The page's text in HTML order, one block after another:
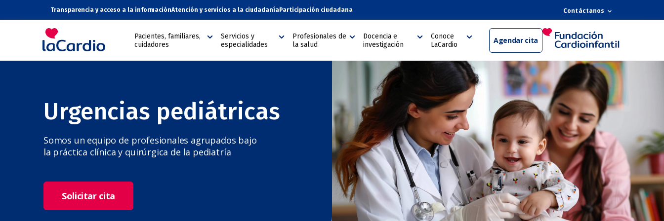
Transparencia y acceso a la informaciónAtención y servicios a la ciudadanía Participación ciudadana Contáctanos
Pacientes, familiares,
cuidadores
Servicios y
especialidades
Profesionales de
la salud
Docencia e
investigación
Conoce
LaCardio
Agendar cita
Urgencias pediátricas
Somos un equipo de profesionales agrupados bajo
la práctica clínica y quirúrgica de la pediatría
Solicitar cita